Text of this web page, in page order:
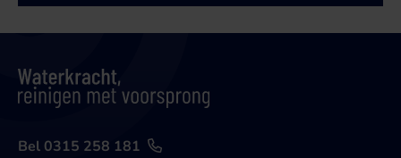
Bel 0315 258 181